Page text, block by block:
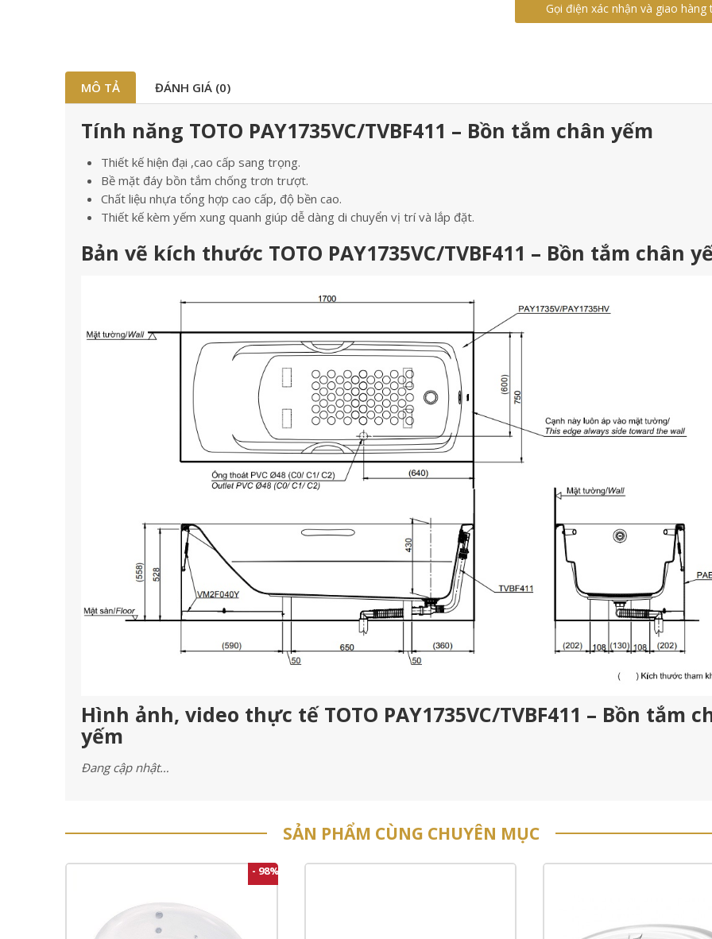
Gọi điện xác nhận và giao hàng
MÔ TẢ ĐÁNH GIÁ (0)
Tính năng TOTO PAY1735VC/TVBF411 – Bồn tắm chân yếm
Thiết kế hiện đại ,cao cấp sang trọng.
Bề mặt đáy bồn tắm chống trơn trượt.
Chất liệu nhựa tổng hợp cao cấp, độ bền cao.
Thiết kế kèm yếm xung quanh giúp dễ dàng di chuyển vị trí và lắp đặt.
Bản vẽ kích thước TOTO PAY1735VC/TVBF411 – Bồn tắm chân
Hình ảnh, video thực tế TOTO PAY1735VC/TVBF411 – Bồn tắm
yếm
Đang cập nhật…
SẢN PHẨM CÙNG CHUYÊN MỤC
- 98%